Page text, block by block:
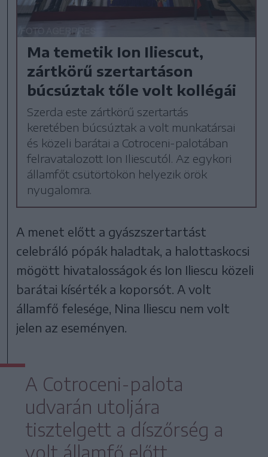
Ma temetik Ion Iliescut,
zártkörű szertartáson
búcsúztak tőle volt kollégái
Szerda este zártkörű szertartás
keretében búcsúztak a volt munkatársai
és közeli barátai a Cotroceni-palotában
felravatalozott Ion Iliescutól. Az egykori
államfőt csütörtökön helyezik örök
nyugalomra.
A menet előtt a gyászszertartást
celebráló pópák haladtak, a halottaskocsi
mögött hivatalosságok és Ion Iliescu közeli
barátai kísérték a koporsót. A volt
államfő felesége, Nina Iliescu nem volt
jelen az eseményen.
A Cotroceni-palota
udvarán utoljára
tisztelgett a díszőrség a
volt államfő előtt.